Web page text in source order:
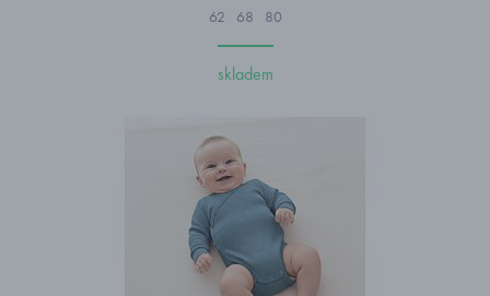
62 68 80
skladem